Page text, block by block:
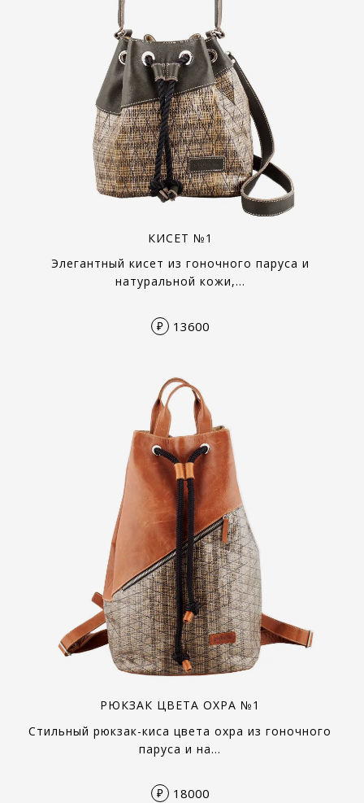
КИСЕТ №1
Элегантный кисет из гоночного паруса и
натуральной кожи,…
₽ 13600
РЮКЗАК ЦВЕТА ОХРА №1
Стильный рюкзак-киса цвета охра из гоночного
паруса и на…
₽ 18000